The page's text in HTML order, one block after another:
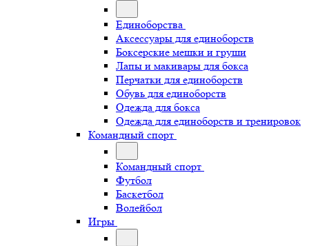
Единоборства
Аксессуары для единоборств
Боксерские мешки и груши
Лапы и макивары для бокса
Перчатки для единоборств
Обувь для единоборств
Одежда для бокса
Одежда для единоборств и тренировок
Командный спорт
Командный спорт
Футбол
Баскетбол
Волейбол
Игры